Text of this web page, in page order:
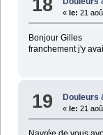
18 «le: 21
Bonjour Gilles
franchement j'y
19 Douleurs
« le: 21